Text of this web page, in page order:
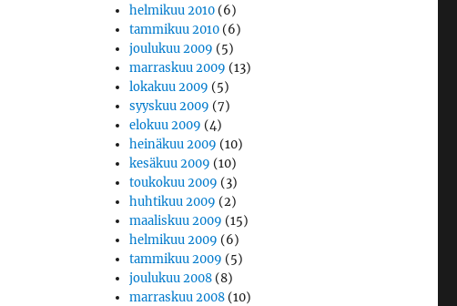
helmikuu 2010 (6)
tammikuu 2010 (6)
joulukuu 2009 (5)
marraskuu 2009 (13)
lokakuu 2009 (5)
syyskuu 2009 (7)
elokuu 2009 (4)
heinäkuu 2009 (10)
kesäkuu 2009 (10)
toukokuu 2009 (3)
huhtikuu 2009 (2)
maaliskuu 2009 (15)
helmikuu 2009 (6)
tammikuu 2009 (5)
joulukuu 2008 (8)
marraskuu 2008 (10)